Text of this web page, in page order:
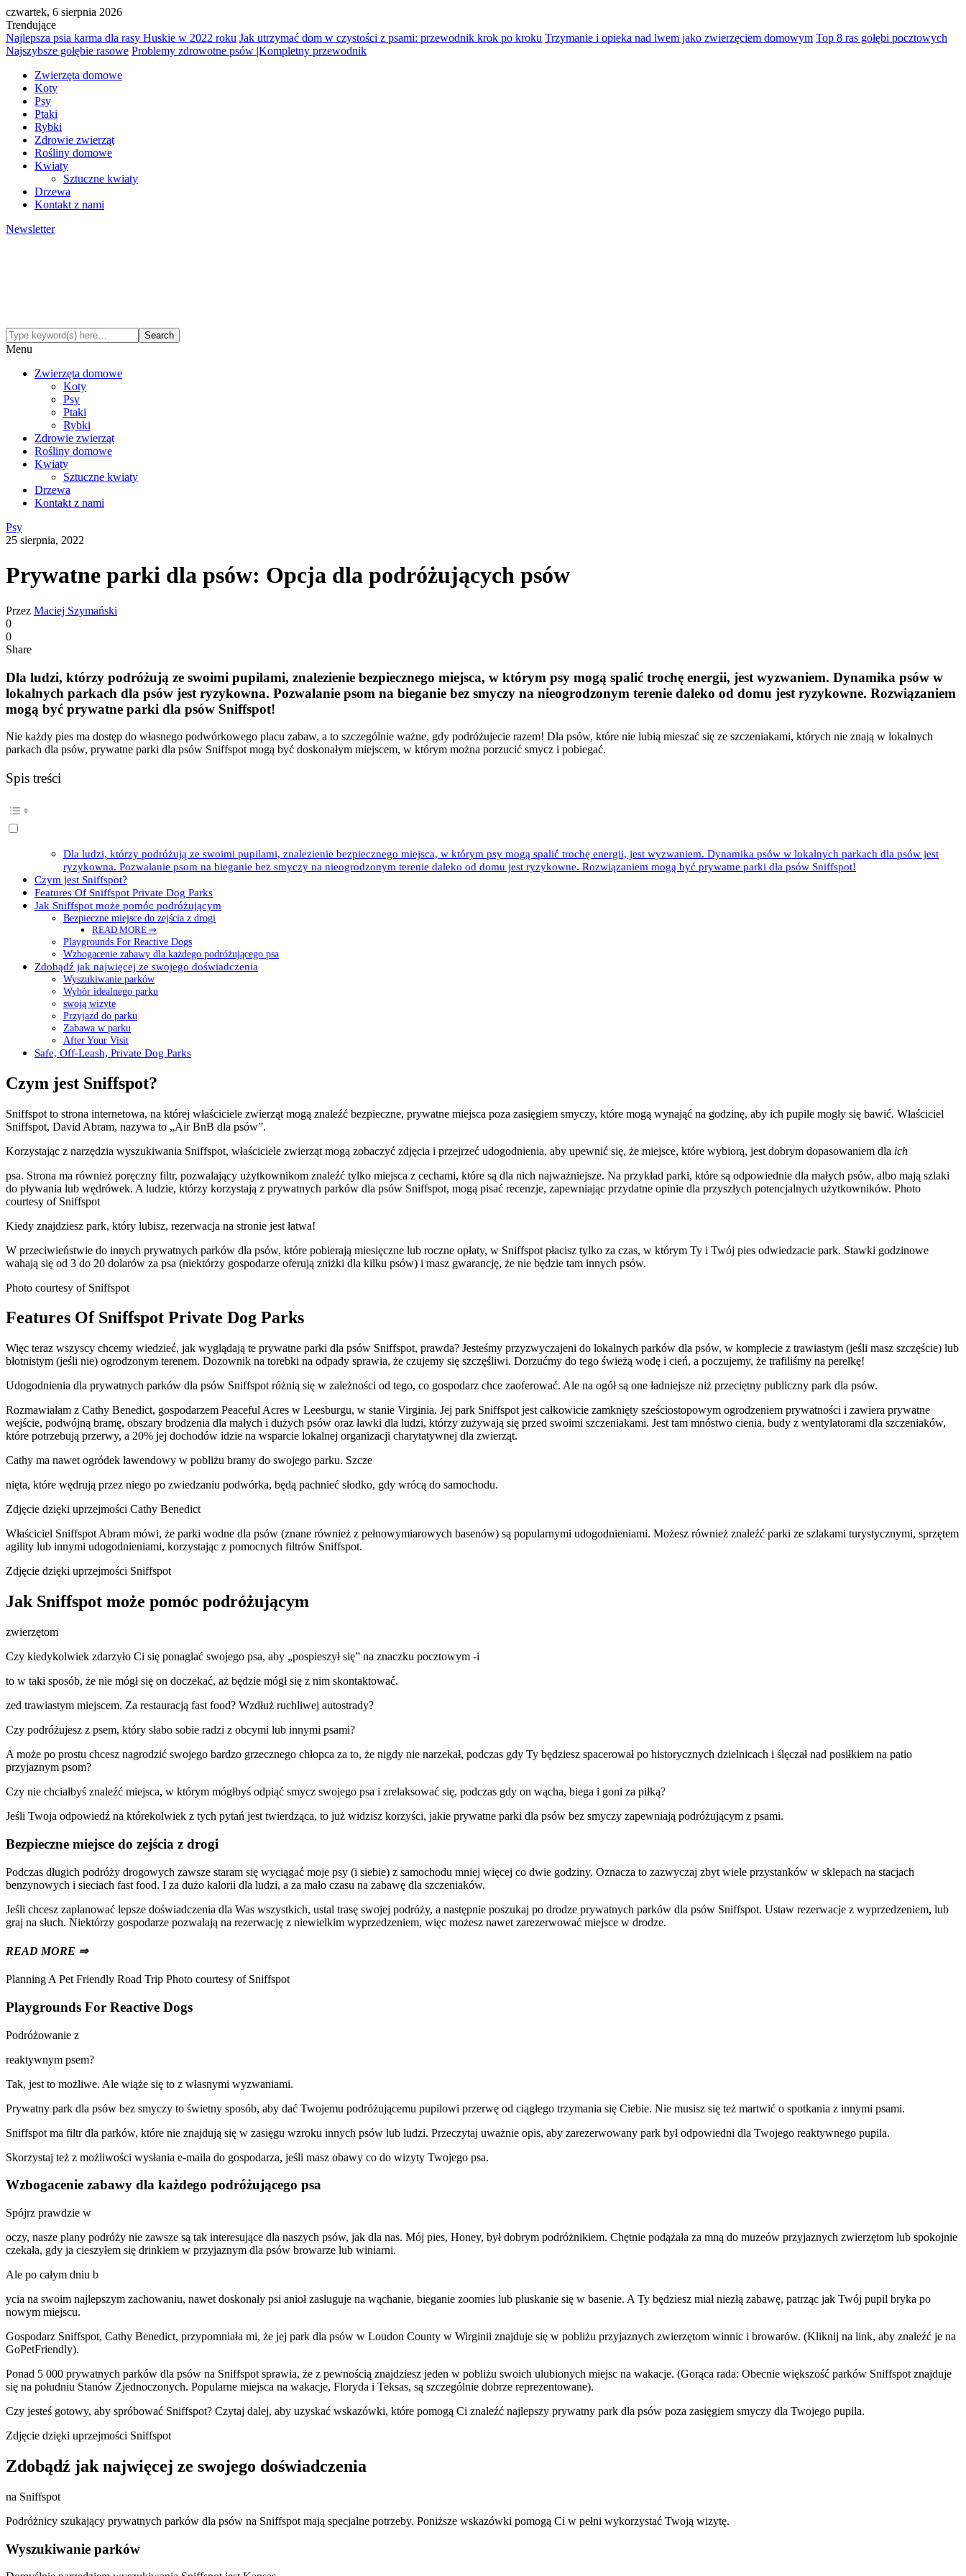
czwartek, 6 sierpnia 2026
Trendujące
Najlepsza psia karma dla rasy Huskie w 2022 roku Jak utrzymać dom w czystości z psami: przewodnik krok po kroku Trzymanie i opieka nad lwem jako zwierzęciem domowym Top 8 ras gołębi pocztowych
Najszybsze gołębie rasowe Problemy zdrowotne psów |Kompletny przewodnik
Zwierzęta domowe
Koty
Psy
Ptaki
Rybki
Zdrowie zwierząt
Rośliny domowe
Kwiaty
Sztuczne kwiaty
Drzewa
Kontakt z nami
Newsletter
Menu
Zwierzęta domowe
Koty
Psy
Ptaki
Rybki
Zdrowie zwierząt
Rośliny domowe
Kwiaty
Sztuczne kwiaty
Drzewa
Kontakt z nami
Psy
25 sierpnia, 2022
Prywatne parki dla psów: Opcja dla podróżujących psów
Przez Maciej Szymański
0
0
Share
Dla ludzi, którzy podróżują ze swoimi pupilami, znalezienie bezpiecznego miejsca, w którym psy mogą spalić trochę energii, jest wyzwaniem. Dynamika psów w
lokalnych parkach dla psów jest ryzykowna. Pozwalanie psom na bieganie bez smyczy na nieogrodzonym terenie daleko od domu jest ryzykowne. Rozwiązaniem
mogą być prywatne parki dla psów Sniffspot!
Nie każdy pies ma dostęp do własnego podwórkowego placu zabaw, a to szczególnie ważne, gdy podróżujecie razem! Dla psów, które nie lubią mieszać się ze szczeniakami, których nie znają w lokalnych
parkach dla psów, prywatne parki dla psów Sniffspot mogą być doskonałym miejscem, w którym można porzucić smycz i pobiegać.
Spis treści
Dla ludzi, którzy podróżują ze swoimi pupilami, znalezienie bezpiecznego miejsca, w którym psy mogą spalić trochę energii, jest wyzwaniem. Dynamika psów w lokalnych parkach dla psów jest
ryzykowna. Pozwalanie psom na bieganie bez smyczy na nieogrodzonym terenie daleko od domu jest ryzykowne. Rozwiązaniem mogą być prywatne parki dla psów Sniffspot!
Czym jest Sniffspot?
Features Of Sniffspot Private Dog Parks
Jak Sniffspot może pomóc podróżującym
Bezpieczne miejsce do zejścia z drogi
READ MORE ⇒
Playgrounds For Reactive Dogs
Wzbogacenie zabawy dla każdego podróżującego psa
Zdobądź jak najwięcej ze swojego doświadczenia
Wyszukiwanie parków
Wybór idealnego parku
swoją wizytę
Przyjazd do parku
Zabawa w parku
After Your Visit
Safe, Off-Leash, Private Dog Parks
Czym jest Sniffspot?
Sniffspot to strona internetowa, na której właściciele zwierząt mogą znaleźć bezpieczne, prywatne miejsca poza zasięgiem smyczy, które mogą wynająć na godzinę, aby ich pupile mogły się bawić. Właściciel
Sniffspot, David Abram, nazywa to „Air BnB dla psów”.
Korzystając z narzędzia wyszukiwania Sniffspot, właściciele zwierząt mogą zobaczyć zdjęcia i przejrzeć udogodnienia, aby upewnić się, że miejsce, które wybiorą, jest dobrym dopasowaniem dla ich
psa. Strona ma również poręczny filtr, pozwalający użytkownikom znaleźć tylko miejsca z cechami, które są dla nich najważniejsze. Na przykład parki, które są odpowiednie dla małych psów, albo mają szlaki
do pływania lub wędrówek. A ludzie, którzy korzystają z prywatnych parków dla psów Sniffspot, mogą pisać recenzje, zapewniając przydatne opinie dla przyszłych potencjalnych użytkowników. Photo
courtesy of Sniffspot
Kiedy znajdziesz park, który lubisz, rezerwacja na stronie jest łatwa!
W przeciwieństwie do innych prywatnych parków dla psów, które pobierają miesięczne lub roczne opłaty, w Sniffspot płacisz tylko za czas, w którym Ty i Twój pies odwiedzacie park. Stawki godzinowe
wahają się od 3 do 20 dolarów za psa (niektórzy gospodarze oferują zniżki dla kilku psów) i masz gwarancję, że nie będzie tam innych psów.
Photo courtesy of Sniffspot
Features Of Sniffspot Private Dog Parks
Więc teraz wszyscy chcemy wiedzieć, jak wyglądają te prywatne parki dla psów Sniffspot, prawda? Jesteśmy przyzwyczajeni do lokalnych parków dla psów, w komplecie z trawiastym (jeśli masz szczęście) lub
błotnistym (jeśli nie) ogrodzonym terenem. Dozownik na torebki na odpady sprawia, że czujemy się szczęśliwi. Dorzućmy do tego świeżą wodę i cień, a poczujemy, że trafiliśmy na perełkę!
Udogodnienia dla prywatnych parków dla psów Sniffspot różnią się w zależności od tego, co gospodarz chce zaoferować. Ale na ogół są one ładniejsze niż przeciętny publiczny park dla psów.
Rozmawiałam z Cathy Benedict, gospodarzem Peaceful Acres w Leesburgu, w stanie Virginia. Jej park Sniffspot jest całkowicie zamknięty sześciostopowym ogrodzeniem prywatności i zawiera prywatne
wejście, podwójną bramę, obszary brodzenia dla małych i dużych psów oraz ławki dla ludzi, którzy zużywają się przed swoimi szczeniakami. Jest tam mnóstwo cienia, budy z wentylatorami dla szczeniaków,
które potrzebują przerwy, a 20% jej dochodów idzie na wsparcie lokalnej organizacji charytatywnej dla zwierząt.
Cathy ma nawet ogródek lawendowy w pobliżu bramy do swojego parku. Szcze
nięta, które wędrują przez niego po zwiedzaniu podwórka, będą pachnieć słodko, gdy wrócą do samochodu.
Zdjęcie dzięki uprzejmości Cathy Benedict
Właściciel Sniffspot Abram mówi, że parki wodne dla psów (znane również z pełnowymiarowych basenów) są popularnymi udogodnieniami. Możesz również znaleźć parki ze szlakami turystycznymi, sprzętem
agility lub innymi udogodnieniami, korzystając z pomocnych filtrów Sniffspot.
Zdjęcie dzięki uprzejmości Sniffspot
Jak Sniffspot może pomóc podróżującym
zwierzętom
Czy kiedykolwiek zdarzyło Ci się ponaglać swojego psa, aby „pospieszył się” na znaczku pocztowym -i
to w taki sposób, że nie mógł się on doczekać, aż będzie mógł się z nim skontaktować.
zed trawiastym miejscem. Za restauracją fast food? Wzdłuż ruchliwej autostrady?
Czy podróżujesz z psem, który słabo sobie radzi z obcymi lub innymi psami?
A może po prostu chcesz nagrodzić swojego bardzo grzecznego chłopca za to, że nigdy nie narzekał, podczas gdy Ty będziesz spacerował po historycznych dzielnicach i ślęczał nad posiłkiem na patio
przyjaznym psom?
Czy nie chciałbyś znaleźć miejsca, w którym mógłbyś odpiąć smycz swojego psa i zrelaksować się, podczas gdy on wącha, biega i goni za piłką?
Jeśli Twoja odpowiedź na którekolwiek z tych pytań jest twierdząca, to już widzisz korzyści, jakie prywatne parki dla psów bez smyczy zapewniają podróżującym z psami.
Bezpieczne miejsce do zejścia z drogi
Podczas długich podróży drogowych zawsze staram się wyciągać moje psy (i siebie) z samochodu mniej więcej co dwie godziny. Oznacza to zazwyczaj zbyt wiele przystanków w sklepach na stacjach
benzynowych i sieciach fast food. I za dużo kalorii dla ludzi, a za mało czasu na zabawę dla szczeniaków.
Jeśli chcesz zaplanować lepsze doświadczenia dla Was wszystkich, ustal trasę swojej podróży, a następnie poszukaj po drodze prywatnych parków dla psów Sniffspot. Ustaw rezerwacje z wyprzedzeniem, lub
graj na słuch. Niektórzy gospodarze pozwalają na rezerwację z niewielkim wyprzedzeniem, więc możesz nawet zarezerwować miejsce w drodze.
READ MORE ⇒
Planning A Pet Friendly Road Trip Photo courtesy of Sniffspot
Playgrounds For Reactive Dogs
Podróżowanie z
reaktywnym psem?
Tak, jest to możliwe. Ale wiąże się to z własnymi wyzwaniami.
Prywatny park dla psów bez smyczy to świetny sposób, aby dać Twojemu podróżującemu pupilowi przerwę od ciągłego trzymania się Ciebie. Nie musisz się też martwić o spotkania z innymi psami.
Sniffspot ma filtr dla parków, które nie znajdują się w zasięgu wzroku innych psów lub ludzi. Przeczytaj uważnie opis, aby zarezerwowany park był odpowiedni dla Twojego reaktywnego pupila.
Skorzystaj też z możliwości wysłania e-maila do gospodarza, jeśli masz obawy co do wizyty Twojego psa.
Wzbogacenie zabawy dla każdego podróżującego psa
Spójrz prawdzie w
oczy, nasze plany podróży nie zawsze są tak interesujące dla naszych psów, jak dla nas. Mój pies, Honey, był dobrym podróżnikiem. Chętnie podążała za mną do muzeów przyjaznych zwierzętom lub spokojnie
czekała, gdy ja cieszyłem się drinkiem w przyjaznym dla psów browarze lub winiarni.
Ale po całym dniu b
ycia na swoim najlepszym zachowaniu, nawet doskonały psi anioł zasługuje na wąchanie, bieganie zoomies lub pluskanie się w basenie. A Ty będziesz miał niezłą zabawę, patrząc jak Twój pupil bryka po
nowym miejscu.
Gospodarz Sniffspot, Cathy Benedict, przypomniała mi, że jej park dla psów w Loudon County w Wirginii znajduje się w pobliżu przyjaznych zwierzętom winnic i browarów. (Kliknij na link, aby znaleźć je na
GoPetFriendly).
Ponad 5 000 prywatnych parków dla psów na Sniffspot sprawia, że z pewnością znajdziesz jeden w pobliżu swoich ulubionych miejsc na wakacje. (Gorąca rada: Obecnie większość parków Sniffspot znajduje
się na południu Stanów Zjednoczonych. Popularne miejsca na wakacje, Floryda i Teksas, są szczególnie dobrze reprezentowane).
Czy jesteś gotowy, aby spróbować Sniffspot? Czytaj dalej, aby uzyskać wskazówki, które pomogą Ci znaleźć najlepszy prywatny park dla psów poza zasięgiem smyczy dla Twojego pupila.
Zdjęcie dzięki uprzejmości Sniffspot
Zdobądź jak najwięcej ze swojego doświadczenia
na Sniffspot
Podróżnicy szukający prywatnych parków dla psów na Sniffspot mają specjalne potrzeby. Poniższe wskazówki pomogą Ci w pełni wykorzystać Twoją wizytę.
Wyszukiwanie parków